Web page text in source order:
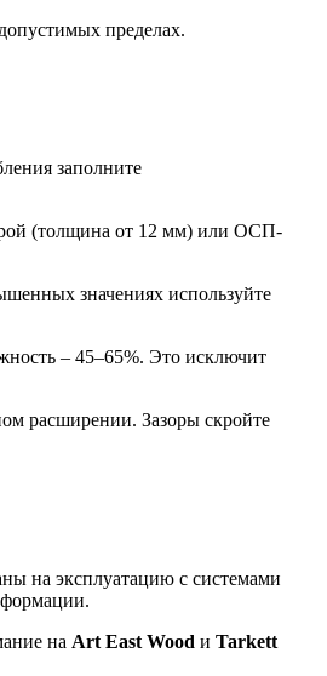
пределах.
заполните
(толщина от 12 мм) или ОСП-
значениях используйте
– 45–65%. Это исключит
расширении. Зазоры скройте
на эксплуатацию с системами
на Art East Wood и Tarkett